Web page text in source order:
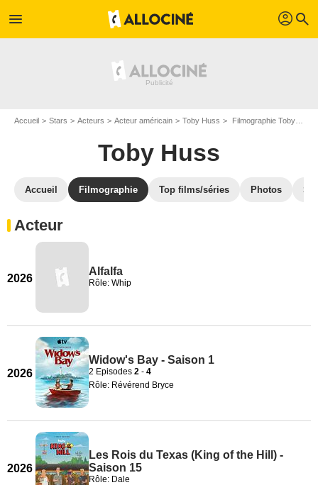
menu profil search
Accueil Stars Acteurs Acteur américain Toby Huss Filmographie Toby Huss
Toby Huss
Accueil Filmographie Top films/séries Photos
Acteur
2026
Alfalfa
Rôle: Whip
2026
Widow's Bay - Saison 1
2 Episodes 2 - 4
Rôle: Révérend Bryce
2026
Les Rois du Texas (King of the Hill) -
Saison 15
Rôle: Dale